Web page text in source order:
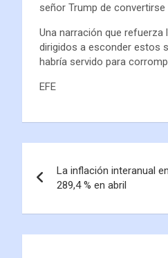
señor Trump de convertirse
Una narración que
dirigidos a esconder estos
habría servido para
EFE
La inflación interanual
289,4 % en abril